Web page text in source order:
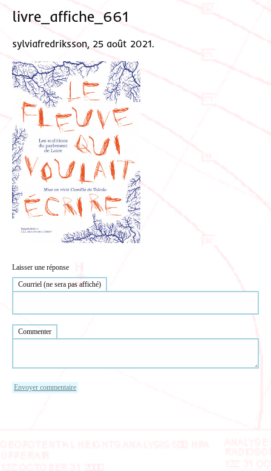
livre_affiche_661
sylviafredriksson, 25 août 2021.
Laisser une réponse
Courriel (ne sera pas affiché)
Commenter